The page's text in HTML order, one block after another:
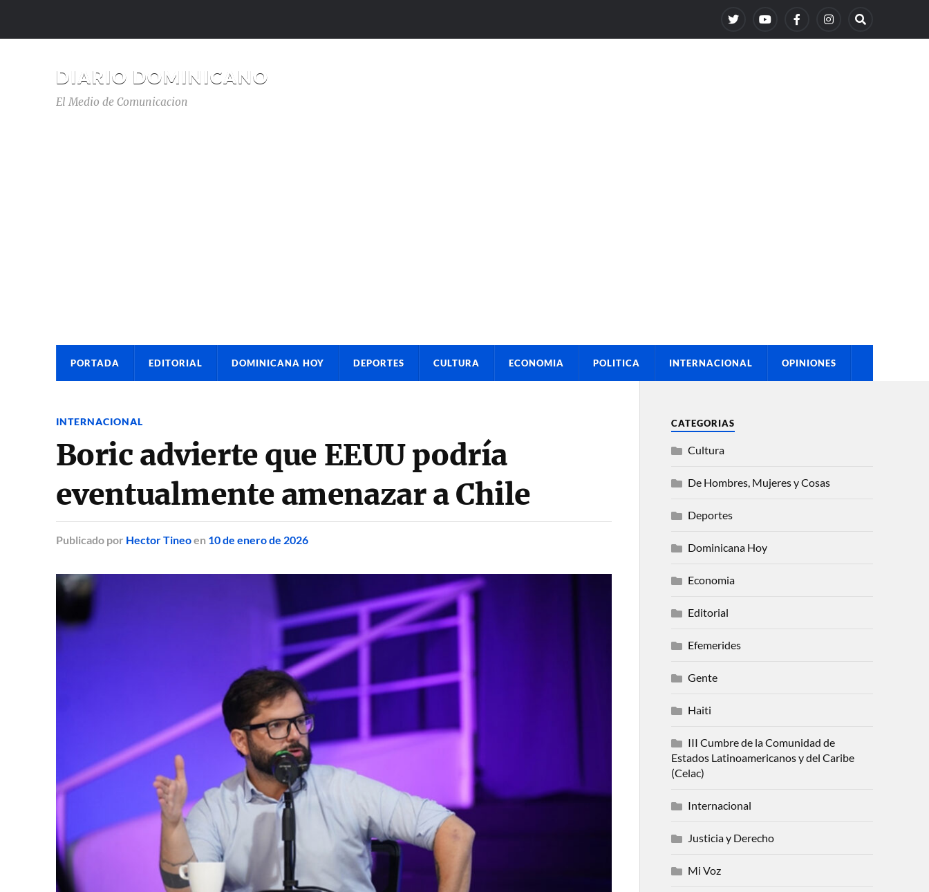
DIARIO DOMINICANO
El Medio de Comunicacion
PORTADA EDITORIAL DOMINICANA HOY DEPORTES CULTURA ECONOMIA POLITICA INTERNACIONAL OPINIONES
INTERNACIONAL
Boric advierte que EEUU podría
eventualmente amenazar a Chile
Publicado por Hector Tineoen 10 de enero de 2026
CATEGORIAS
Cultura
De Hombres, Mujeres y Cosas
Deportes
Dominicana Hoy
Economia
Editorial
Efemerides
Gente
Haiti
III Cumbre de la Comunidad de
Estados Latinoamericanos y del Caribe
(Celac)
Internacional
Justicia y Derecho
Mi Voz